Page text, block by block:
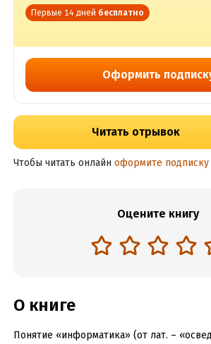
Первые 14 дней бесплатно
Оформить
Читать отрывок
Чтобы читать онлайн оформите подписку
Оцените книгу
О книге
Понятие «информатика» (от лат. –